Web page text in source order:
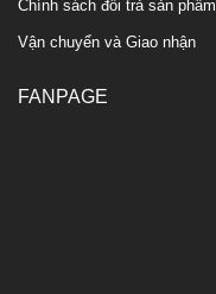
Chính sách đổi trả sản phẩm
Vận chuyển và Giao nhận
FANPAGE